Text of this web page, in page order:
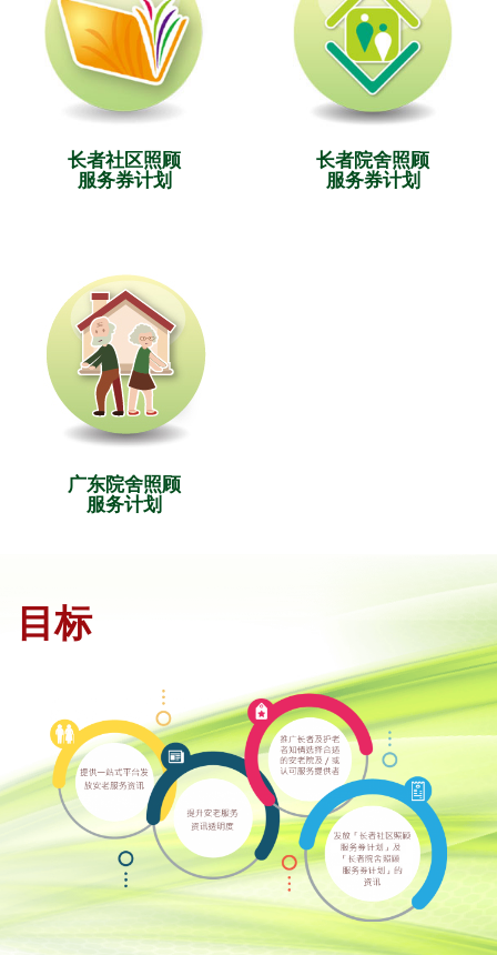
长者社区照顾
服务券计划
长者院舍照顾
服务券计划
广东院舍照顾
服务计划
目标